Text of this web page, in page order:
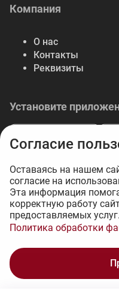
4 140 ₽
В
Компания
О нас
Контакты
Реквизиты
Установите
© 2026 Либерте — весь
материалов.
Интернет-магазин на 1С-
Согласие
Оставаясь на нашем
согласие на
Эта информация
корректную работу
предоставляемых услуг.
Политика обработки